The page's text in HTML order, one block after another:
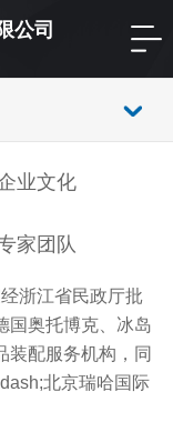
公司
业文化
家团队
浙江省民政厅批
国奥托博克、冰岛
装配服务机构，同
北京瑞哈国际